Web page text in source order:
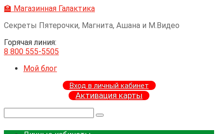
Перейти
контенту
🏫 Магазинная Галактика
Секреты Пятерочки, Магнита, Ашана и М.Видео
Горячая линия:
8 800 555-5505
Мой блог
Вход в личный кабинет
Активация карты